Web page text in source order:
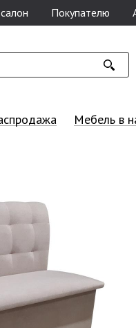
Покупателю
Мебель в